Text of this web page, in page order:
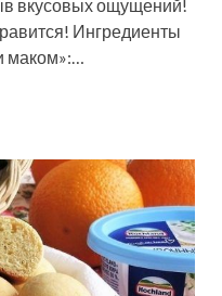
вкусовых ощущений!
Ингредиенты